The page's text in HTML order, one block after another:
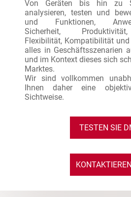
Von Geräten bis hin zu
analysieren, testen und
und Funktionen,
Sicherheit,
Flexibilität, Kompatibilität
alles in Geschäftsszenarien
und im Kontext dieses sich
Marktes.
Wir sind vollkommen
Ihnen daher eine
Sichtweise.
TESTEN SIE